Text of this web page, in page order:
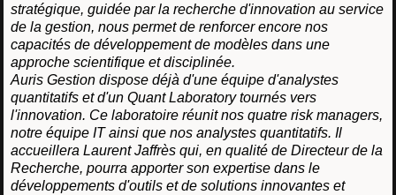
stratégique, guidée par la recherche d'innovation au service
de la gestion, nous permet de renforcer encore nos
capacités de développement de modèles dans une
approche scientifique et disciplinée.
Auris Gestion dispose déjà d'une équipe d'analystes
quantitatifs et d'un Quant Laboratory tournés vers
l'innovation. Ce laboratoire réunit nos quatre risk managers,
notre équipe IT ainsi que nos analystes quantitatifs. Il
accueillera Laurent Jaffrès qui, en qualité de Directeur de la
Recherche, pourra apporter son expertise dans le
développements d'outils et de solutions innovantes et